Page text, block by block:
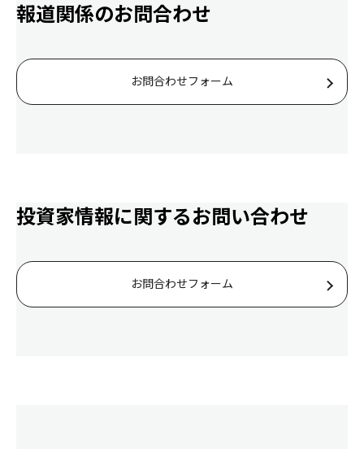
報道関係のお問合わせ
お問合わせフォーム
投資家情報に関するお問い合わせ
お問合わせフォーム